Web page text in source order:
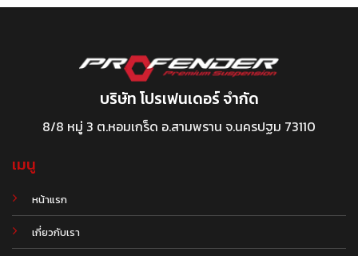
บริษัท โปรเฟนเดอร์ จำกัด
8/8 หมู่ 3 ต.หอมเกร็ด อ.สามพราน จ.นครปฐม 73110
เมนู
หน้าแรก
เกี่ยวกับเรา